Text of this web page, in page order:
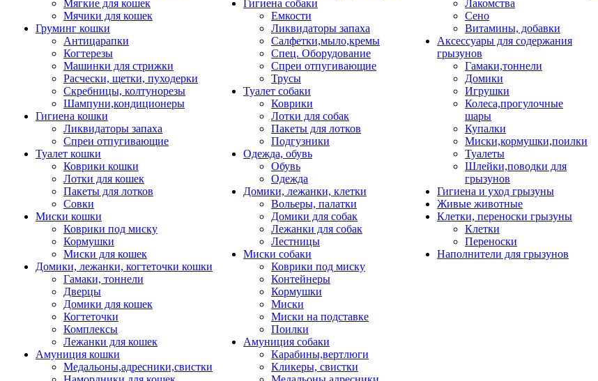
Мягкие для кошек
Мячики для кошек
Груминг кошки
Антицарапки
Когтерезы
Машинки для стрижки
Расчески, щетки, пуходерки
Скребницы, колтунорезы
Шампуни,кондиционеры
Гигиена кошки
Ликвидаторы запаха
Спреи отпугивающие
Туалет кошки
Коврики кошки
Лотки для кошек
Пакеты для лотков
Совки
Миски кошки
Коврики под миску
Кормушки
Миски для кошек
Домики, лежанки, когтеточки кошки
Гамаки, тоннели
Дверцы
Домики для кошек
Когтеточки
Комплексы
Лежанки для кошек
Амуниция кошки
Медальоны,адресники,свистки
Гигиена собаки
Емкости
Ликвидаторы запаха
Салфетки,мыло,кремы
Спец. Оборудование
Спреи отпугивающие
Трусы
Туалет собаки
Коврики
Лотки для собак
Пакеты для лотков
Подгузники
Одежда, обувь
Обувь
Одежда
Домики, лежанки, клетки
Вольеры, палатки
Домики для собак
Лежанки для собак
Лестницы
Миски собаки
Коврики под миску
Контейнеры
Кормушки
Миски
Миски на подставке
Поилки
Амуниция собаки
Карабины,вертлюги
Кликеры, свистки
Лакомства
Сено
Витамины, добавки
Аксессуары для содержания
грызунов
Гамаки,тоннели
Домики
Игрушки
Колеса,прогулочные
шары
Купалки
Миски,кормушки,поилки
Туалеты
Шлейки,поводки для
грызунов
Гигиена и уход грызуны
Живые животные
Клетки, переноски грызуны
Клетки
Переноски
Наполнители для грызунов